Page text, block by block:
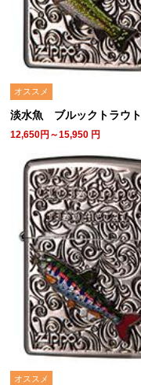
オススメ
淡水魚 ブルックトラウト
12,650円～15,950 円
オススメ